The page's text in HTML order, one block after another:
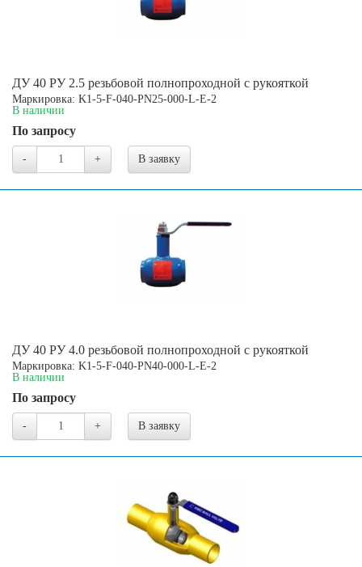
ДУ 40 РУ 2.5 резьбовой полнопроходной с рукояткой
Маркировка: K1-5-F-040-PN25-000-L-E-2
В наличии
По запросу
- + В заявку
ДУ 40 РУ 4.0 резьбовой полнопроходной с рукояткой
Маркировка: K1-5-F-040-PN40-000-L-E-2
В наличии
По запросу
- + В заявку